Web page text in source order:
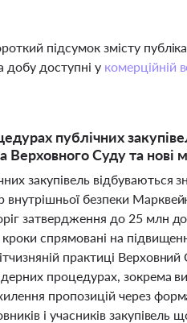
підсумок змісту
добу доступні у комерційній
публічних
Верховного Суду та
закупівель відбуваються
безпеки
затвердження до 25 млн
кроки спрямовані на
практиці
процедурах, зокрема
пропозицій через
і учасників